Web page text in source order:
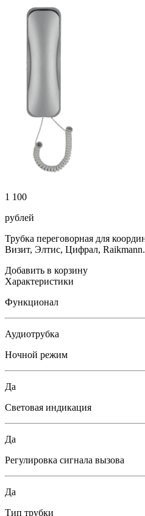
1 100
рублей
Трубка переговорная для
Визит, Элтис, Цифрал, Raikmann.
Добавить в корзину
Характеристики
Функционал
Аудиотрубка
Ночной режим
Да
Световая индикация
Да
Регулировка сигнала вызова
Да
Тип трубки